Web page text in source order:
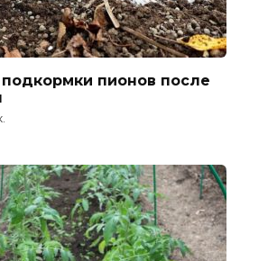
пионов после